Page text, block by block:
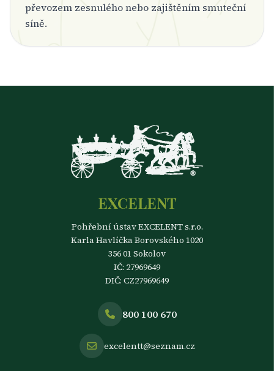
převozem zesnulého nebo zajištěním smuteční
síně.
EXCELENT
Pohřební ústav EXCELENT s.r.o.
Karla Havlíčka Borovského 1020
356 01 Sokolov
IČ: 27969649
DIČ: CZ27969649
800 100 670
excelentt@seznam.cz